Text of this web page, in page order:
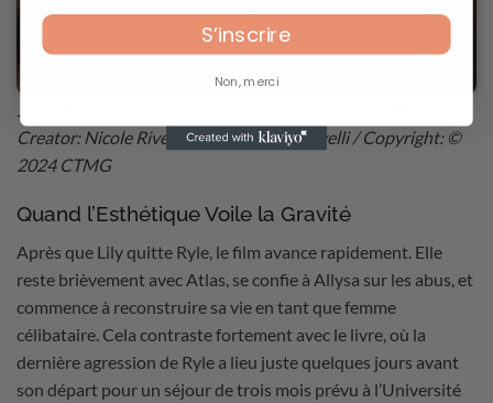
Creator: Nicole Rivelli / Credit: Nicole Rivelli / Copyright: ©
2024 CTMG
Quand l’Esthétique Voile la Gravité
Après que Lily quitte Ryle, le film avance rapidement. Elle
reste brièvement avec Atlas, se confie à Allysa sur les abus, et
commence à reconstruire sa vie en tant que femme
célibataire. Cela contraste fortement avec le livre, où la
dernière agression de Ryle a lieu juste quelques jours avant
son départ pour un séjour de trois mois prévu à l’Université
S’inscrire
Non, merci